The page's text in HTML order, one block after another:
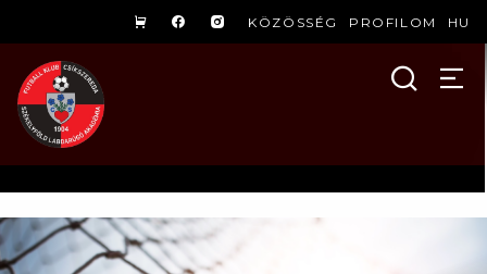
KÖZÖSSÉG PROFILOM HU